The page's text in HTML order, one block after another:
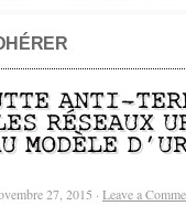
ANTI-
RÉSEAUX
MODÈLE
27, 2015 · Leave a